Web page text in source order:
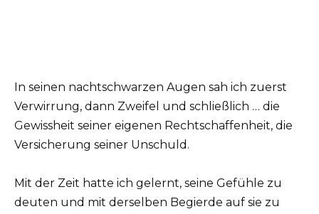
In seinen nachtschwarzen Augen sah ich zuerst
Verwirrung, dann Zweifel und schließlich … die
Gewissheit seiner eigenen Rechtschaffenheit, die
Versicherung seiner Unschuld.
Mit der Zeit hatte ich gelernt, seine Gefühle zu
deuten und mit derselben Begierde auf sie zu